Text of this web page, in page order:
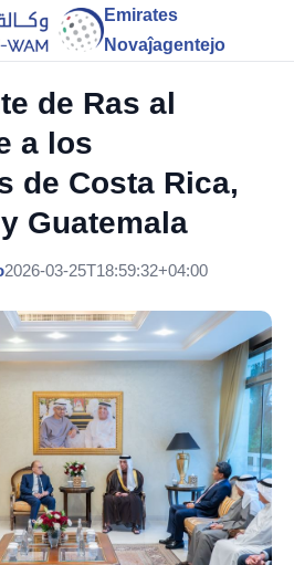
Emirates
Novaĵagentejo
de Ras al
a los
de Costa Rica,
Guatemala
2026-03-25T18:59:32+04:00